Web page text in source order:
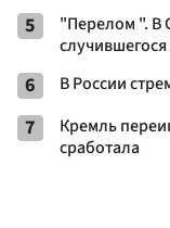
5
"Перелом ". В
6 В России
7
Кремль
сработала